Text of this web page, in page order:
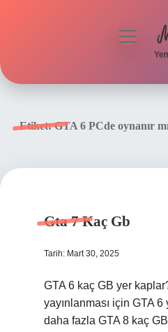
menüyü
Etiket:GTA 6 PCde oynanır
Gta 7 Kaç Gb
Tarih: Mart 30, 2025
GTA 6 kaç GB yer
yayınlanması için GTA 6
daha fazla GTA 8 kaç